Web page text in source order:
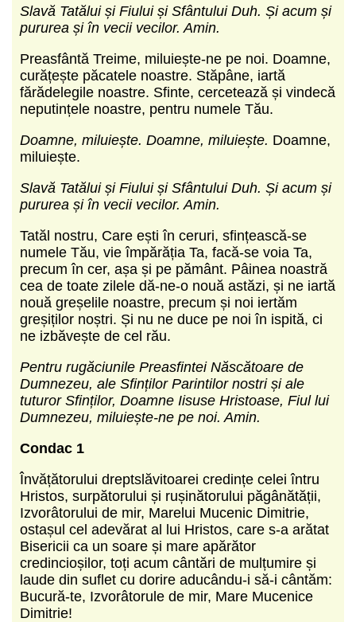
Slavă Tatălui și Fiului și Sfântului Duh. Și acum și
pururea și în vecii vecilor. Amin.
Preasfântă Treime, miluiește-ne pe noi. Doamne,
curățește păcatele noastre. Stăpâne, iartă
fărădelegile noastre. Sfinte, cercetează și vindecă
neputințele noastre, pentru numele Tău.
Doamne, miluiește. Doamne, miluiește. Doamne,
miluiește.
Slavă Tatălui și Fiului și Sfântului Duh. Și acum și
pururea și în vecii vecilor. Amin.
Tatăl nostru, Care ești în ceruri, sfințească-se
numele Tău, vie împărăția Ta, facă-se voia Ta,
precum în cer, așa și pe pământ. Pâinea noastră
cea de toate zilele dă-ne-o nouă astăzi, și ne iartă
nouă greșelile noastre, precum și noi iertăm
greșiților noștri. Și nu ne duce pe noi în ispită, ci
ne izbăvește de cel rău.
Pentru rugăciunile Preasfintei Născătoare de
Dumnezeu, ale Sfinților Parintilor nostri și ale
tuturor Sfinților, Doamne Iisuse Hristoase, Fiul lui
Dumnezeu, miluiește-ne pe noi. Amin.
Condac 1
Învățătorului dreptslăvitoarei credințe celei întru
Hristos, surpătorului și rușinătorului păgânătății,
Izvorâtorului de mir, Marelui Mucenic Dimitrie,
ostașul cel adevărat al lui Hristos, care s-a arătat
Bisericii ca un soare și mare apărător
credincioșilor, toți acum cântări de mulțumire și
laude din suflet cu dorire aducându-i să-i cântăm:
Bucură-te, Izvorâ­­torule de mir, Mare Mucenice
Dimitrie!